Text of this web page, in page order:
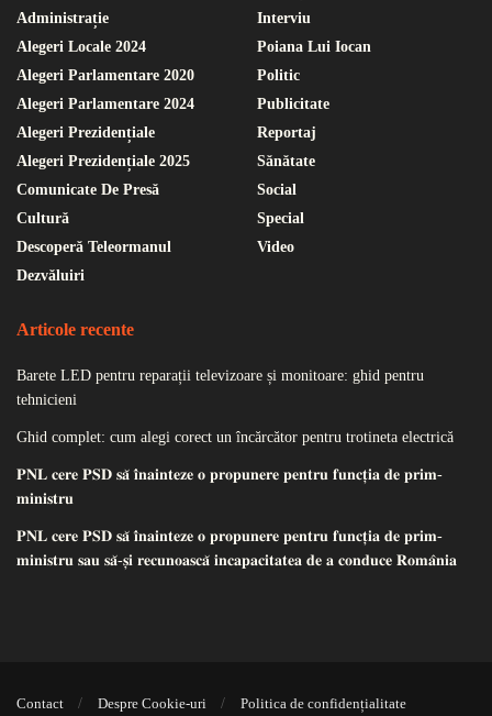
Administrație
Alegeri Locale 2024
Alegeri Parlamentare 2020
Alegeri Parlamentare 2024
Alegeri Prezidențiale
Alegeri Prezidențiale 2025
Comunicate De Presă
Cultură
Descoperă Teleormanul
Dezvăluiri
Interviu
Poiana Lui Iocan
Politic
Publicitate
Reportaj
Sănătate
Social
Special
Video
Articole recente
Barete LED pentru reparații televizoare și monitoare: ghid pentru
tehnicieni
Ghid complet: cum alegi corect un încărcător pentru trotineta electrică
𝐏𝐍𝐋 𝐜𝐞𝐫𝐞 𝐏𝐒𝐃 𝐬𝐚̆ 𝐢̂𝐧𝐚𝐢𝐧𝐭𝐞𝐳𝐞 𝐨 𝐩𝐫𝐨𝐩𝐮𝐧𝐞𝐫𝐞 𝐩𝐞𝐧𝐭𝐫𝐮 𝐟𝐮𝐧𝐜𝐭̦𝐢𝐚 𝐝𝐞 𝐩𝐫𝐢𝐦-
𝐦𝐢𝐧𝐢𝐬𝐭𝐫𝐮
𝐏𝐍𝐋 𝐜𝐞𝐫𝐞 𝐏𝐒𝐃 𝐬𝐚̆ 𝐢̂𝐧𝐚𝐢𝐧𝐭𝐞𝐳𝐞 𝐨 𝐩𝐫𝐨𝐩𝐮𝐧𝐞𝐫𝐞 𝐩𝐞𝐧𝐭𝐫𝐮 𝐟𝐮𝐧𝐜𝐭̦𝐢𝐚 𝐝𝐞 𝐩𝐫𝐢𝐦-
𝐦𝐢𝐧𝐢𝐬𝐭𝐫𝐮 𝐬𝐚𝐮 𝐬𝐚̆-𝐬̦𝐢 𝐫𝐞𝐜𝐮𝐧𝐨𝐚𝐬𝐜𝐚̆ 𝐢𝐧𝐜𝐚𝐩𝐚𝐜𝐢𝐭𝐚𝐭𝐞𝐚 𝐝𝐞 𝐚 𝐜𝐨𝐧𝐝𝐮𝐜𝐞 𝐑𝐨𝐦𝐚̂𝐧𝐢𝐚
Contact Despre Cookie-uri Politica de confidențialitate